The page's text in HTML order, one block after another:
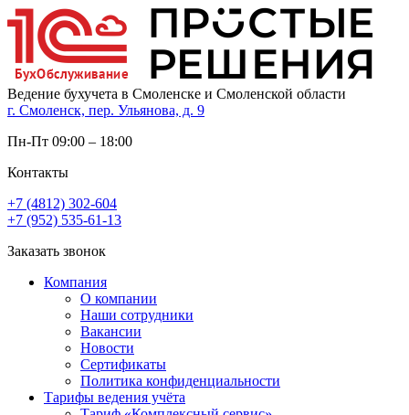
Ведение бухучета в Смоленске и Смоленской области
г. Смоленск, пер. Ульянова, д. 9
Пн-Пт 09:00 – 18:00
Контакты
+7 (4812) 302-604
+7 (952) 535-61-13
Заказать звонок
Компания
О компании
Наши сотрудники
Вакансии
Новости
Сертификаты
Политика конфиденциальности
Тарифы ведения учёта